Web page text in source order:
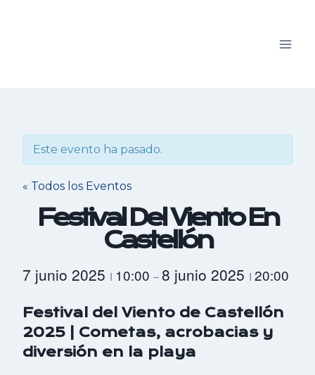
Este evento ha pasado.
« Todos los Eventos
Festival Del Viento En
Castellón
7 junio 2025 I 10:00 –8 junio 2025 I 20:00
Festival del Viento de Castellón
2025 | Cometas, acrobacias y
diversión en la playa